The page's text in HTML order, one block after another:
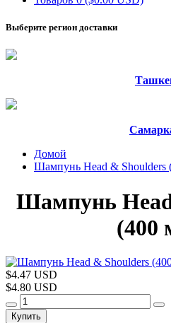
Выберите регион доставки
Домой
Шампунь Head & Shoulders
Шампунь
(400
$4.47 USD
$4.80 USD
Купить